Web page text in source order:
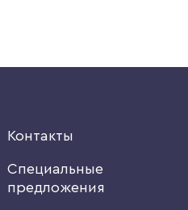
Контакты
Специальные
предложения